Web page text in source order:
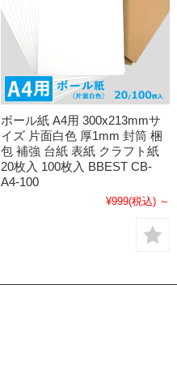
ボール紙 A4用 300x213mmサ
イズ 片面白色 厚1mm 封筒 梱
包 補強 台紙 表紙 クラフト紙
20枚入 100枚入 BBEST CB-
A4-100
¥999(税込) ～